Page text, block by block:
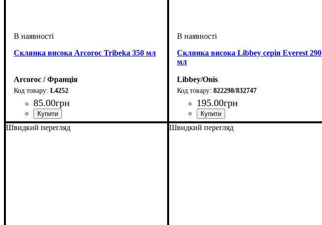
Склянка висока Arcoroc Tribeka 350 мл
Arcoroc / Франція
L4252
85.00грн
Склянка висока Libbey серія Everest 290
мл
Libbey/Onis
822298/832747
195.00грн
Швидкий перегляд Швидкий перегляд